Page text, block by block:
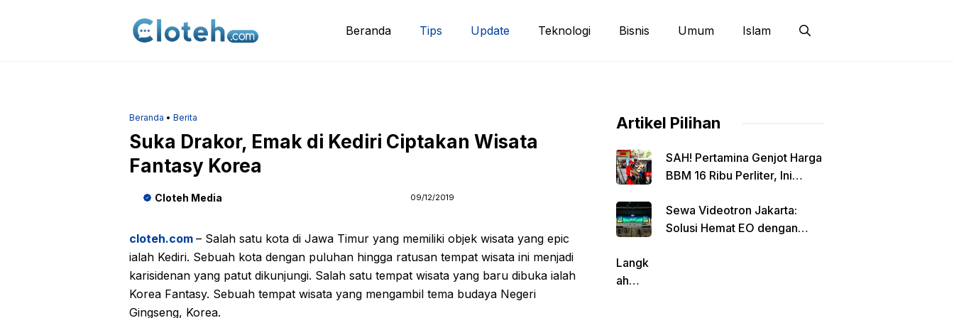
Beranda Tips Update Teknologi Bisnis Umum Islam
Beranda • Berita
Suka Drakor, Emak di Kediri Ciptakan Wisata
Fantasy Korea
Cloteh Media 09/12/2019
cloteh.com – Salah satu kota di Jawa Timur yang memiliki objek wisata yang epic
ialah Kediri. Sebuah kota dengan puluhan hingga ratusan tempat wisata ini menjadi
karisidenan yang patut dikunjungi. Salah satu tempat wisata yang baru dibuka ialah
Korea Fantasy. Sebuah tempat wisata yang mengambil tema budaya Negeri
Gingseng, Korea.
Artikel Pilihan
SAH! Pertamina Genjot Harga
BBM 16 Ribu Perliter, Ini
Sewa Videotron Jakarta:
Solusi Hemat EO dengan
Langk
ah